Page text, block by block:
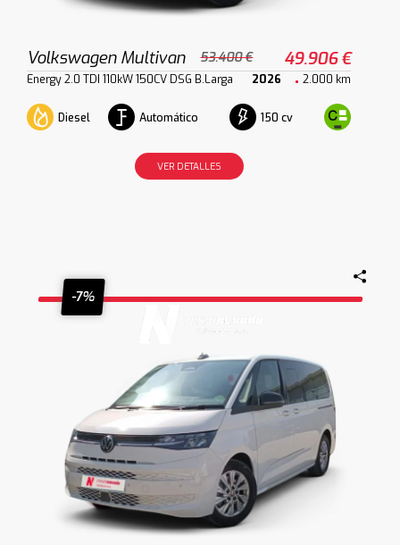
Volkswagen Multivan 53.400 € 49.906 €
Energy 2.0 TDI 110kW 150CV DSG B.Larga 2026 2.000 km
Diesel Automático 150 cv
VER DETALLES
-7%